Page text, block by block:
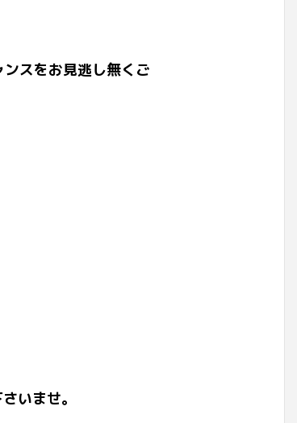
スをお見逃し無くご
いませ。